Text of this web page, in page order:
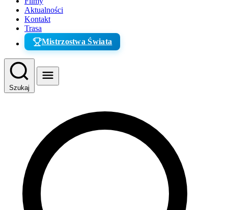
Aktualności
Kontakt
Trasa
Mistrzostwa Świata
Szukaj